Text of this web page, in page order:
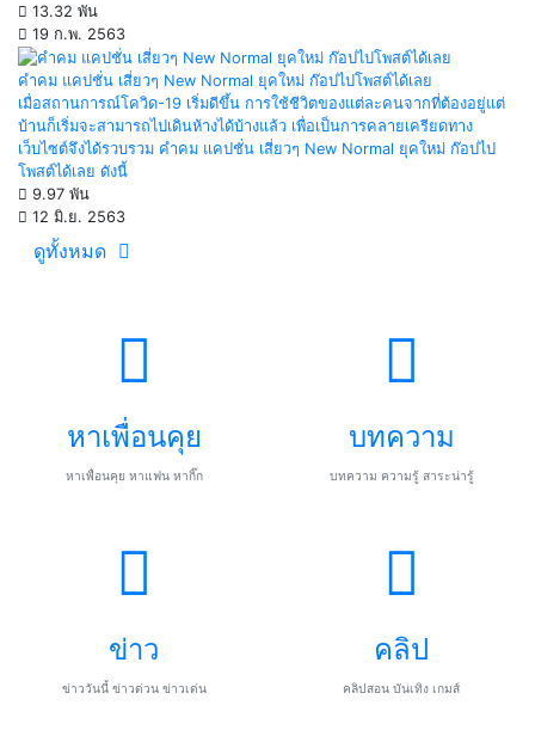
13.32 พัน
19 ก.พ. 2563
คำคม แคปชั่น เสี่ยวๆ New Normal ยุคใหม่ ก๊อปไปโพสต์ได้เลย
เมื่อสถานการณ์โควิด-19 เริ่มดีขึ้น การใช้ชีวิตของแต่ละคนจากที่ต้องอยู่แต่
บ้านก็เริ่มจะสามารถไปเดินห้างได้บ้างแล้ว เพื่อเป็นการคลายเครียดทาง
เว็บไซต์จึงได้รวบรวม คำคม แคปชั่น เสี่ยวๆ New Normal ยุคใหม่ ก๊อปไป
โพสต์ได้เลย ดังนี้
9.97 พัน
12 มิ.ย. 2563
ดูทั้งหมด
หาเพื่อนคุย
หาเพื่อนคุย หาแฟน หากิ๊ก
บทความ
บทความ ความรู้ สาระน่ารู้
ข่าว
ข่าววันนี้ ข่าวด่วน ข่าวเด่น
คลิป
คลิปสอน บันเทิง เกมส์